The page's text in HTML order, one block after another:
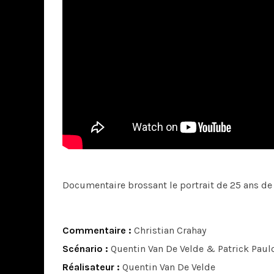
Documentaire brossant le portrait de 25 ans
Commentaire : Christian Crahay
Scénario : Quentin Van De Velde & Patrick
Réalisateur : Quentin Van De Velde